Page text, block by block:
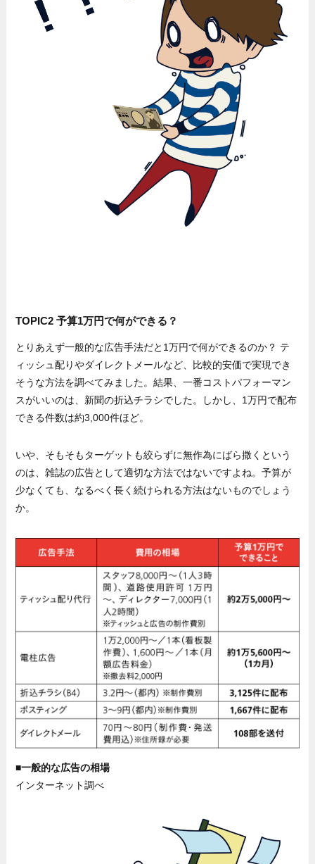
TOPIC2 予算1万円で何ができる？
とりあえず一般的な広告手法だと1万円で何ができるのか？ テ
ィッシュ配りやダイレクトメールなど、比較的安価で実現でき
そうな方法を調べてみました。結果、一番コストパフォーマン
スがいいのは、新聞の折込チラシでした。しかし、1万円で配布
できる件数は約3,000件ほど。
いや、そもそもターゲットも絞らずに無作為にばら撒くという
のは、雑誌の広告として適切な方法ではないですよね。予算が
少なくても、なるべく長く続けられる方法はないものでしょう
か。
■一般的な広告の相場
インターネット調べ